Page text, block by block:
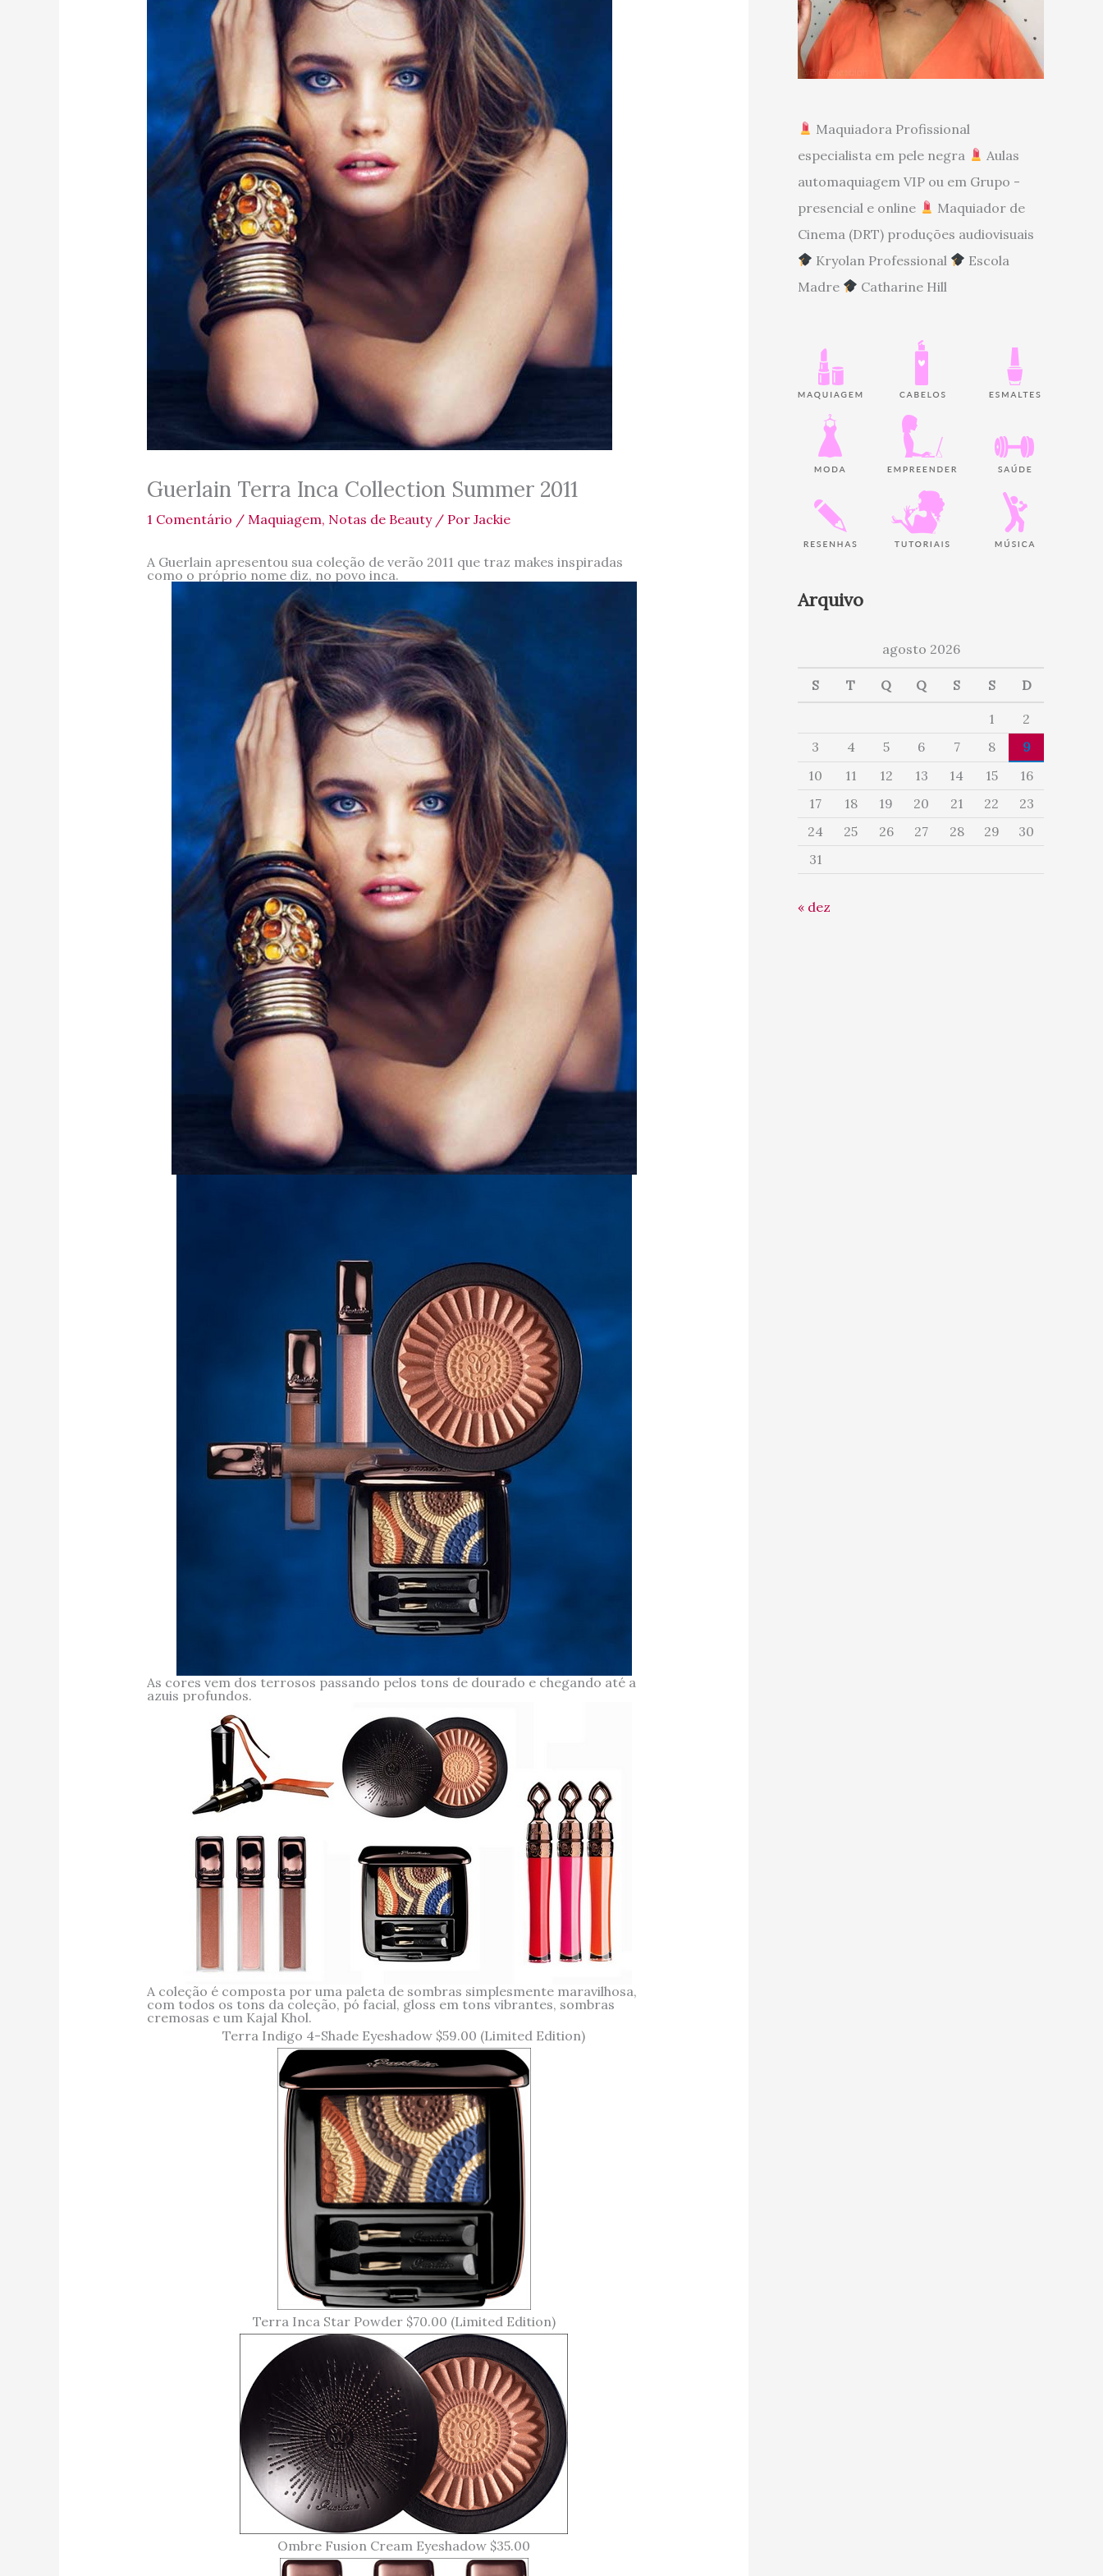
Guerlain Terra Inca Collection Summer 2011
1 Comentário / Maquiagem, Notas de Beauty/ Por Jackie
A Guerlain apresentou sua coleção de verão 2011 que traz makes inspiradas
como o próprio nome diz, no povo inca.
As cores vem dos terrosos passando pelos tons de dourado e chegando até a
azuis profundos.
A coleção é composta por uma paleta de sombras simplesmente maravilhosa,
com todos os tons da coleção, pó facial, gloss em tons vibrantes, sombras
cremosas e um Kajal Khol.
Terra Indigo 4-Shade Eyeshadow $59.00 (Limited Edition)
Terra Inca Star Powder $70.00 (Limited Edition)
Ombre Fusion Cream Eyeshadow $35.00
Maquiadora Profissional
especialista em pele negra
Aulas
automaquiagem VIP ou em Grupo -
presencial e online
Maquiador de
Cinema (DRT) produções audiovisuais
Kryolan Professional
Escola
Madre
Catharine Hill
Arquivo
agosto 2026
S T Q Q S S D
1
2
3
4 5 6 7 8
9
10
11 12 13 14 15
16
17
18 19 20 21 22
23
24
25 26 27 28 29
30
31
« dez